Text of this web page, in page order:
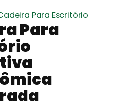
Para Escritório
Para